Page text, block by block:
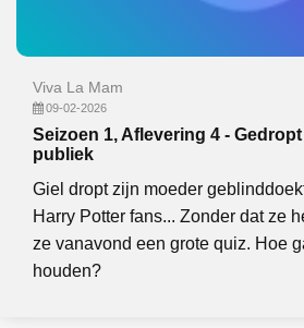
Viva La Mam
09-02-2026
Seizoen 1, Aflevering 4 -
publiek
Giel dropt zijn moeder
Harry Potter fans... Zonder dat ze
ze vanavond een grote quiz. Hoe
houden?